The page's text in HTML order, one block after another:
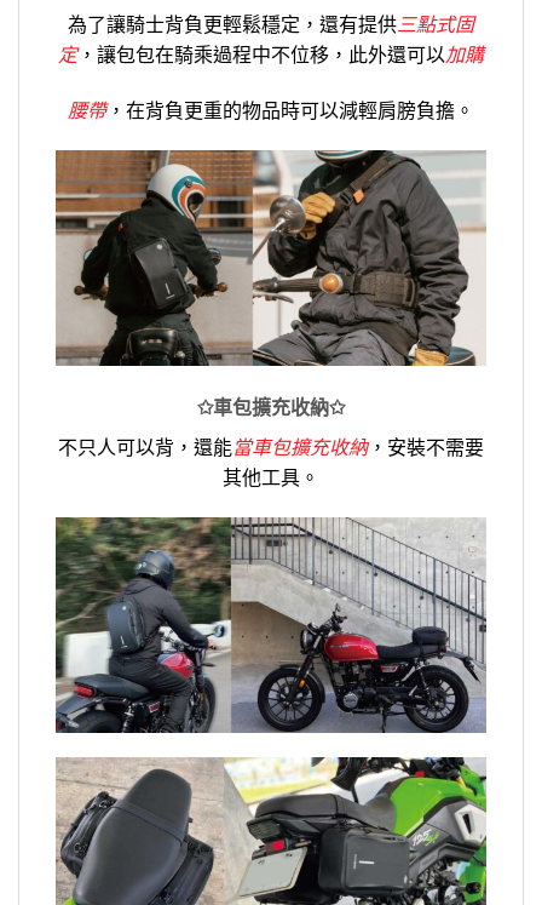
為了讓騎士背負更輕鬆穩定，還有提供三點式固
定，讓包包在騎乘過程中不位移，此外還可以加購
腰帶，在背負更重的物品時可以減輕肩膀負擔。
✩車包擴充收納✩
不只人可以背，還能 當車包擴充收納，安裝不需要
其他工具。